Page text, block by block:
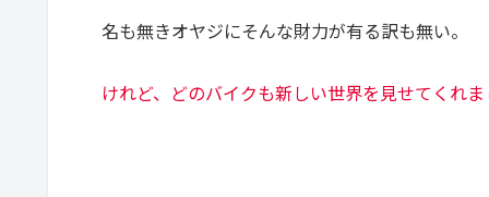
名も無きオヤジにそんな財力が有る訳も無い。
けれど、どのバイクも新しい世界を見せてくれ